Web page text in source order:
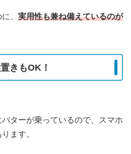
、 実用性も兼ね備えているのが
きもOK！
ターが乗っているので、スマホ
ます。